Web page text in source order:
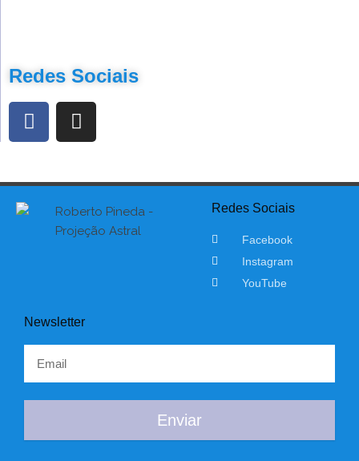
Redes Sociais
Redes Sociais
Facebook
Instagram
YouTube
Newsletter
Enviar